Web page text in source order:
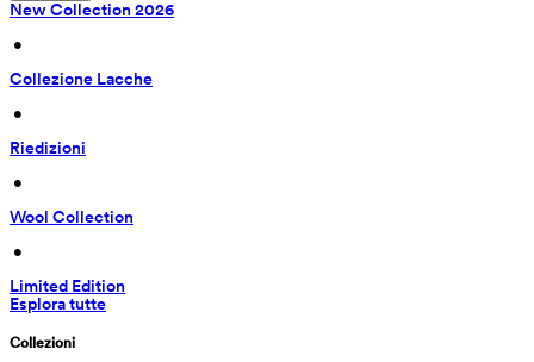
New Collection 2026
•
Collezione Lacche
•
Riedizioni
•
Wool Collection
•
Limited Edition
Esplora tutte
Collezioni